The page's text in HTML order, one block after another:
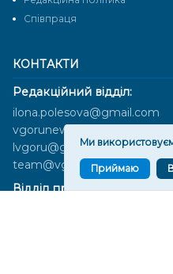
КОНТАКТИ
Редакційний відділ:
ilona.polesova@gmail.com
vgorunews@gmail.com
lvgoru@gmail.com
team@vgoru.org
Відділ продажів:
Cпівпраця
Ми
Приймаю